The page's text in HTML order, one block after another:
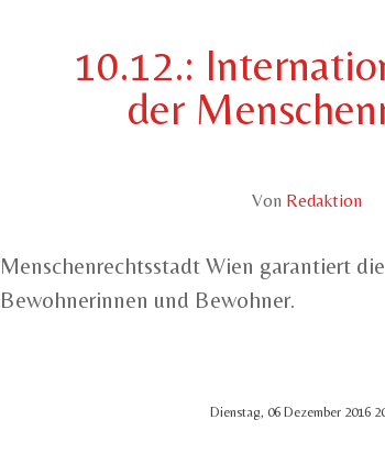
10.12.:
der
Von Redaktion
Menschenrechtsstadt Wien garantiert
Bewohnerinnen und Bewohner.
Dienstag, 06 Dezember 2016